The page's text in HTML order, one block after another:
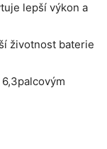
lepší výkon a
životnost baterie